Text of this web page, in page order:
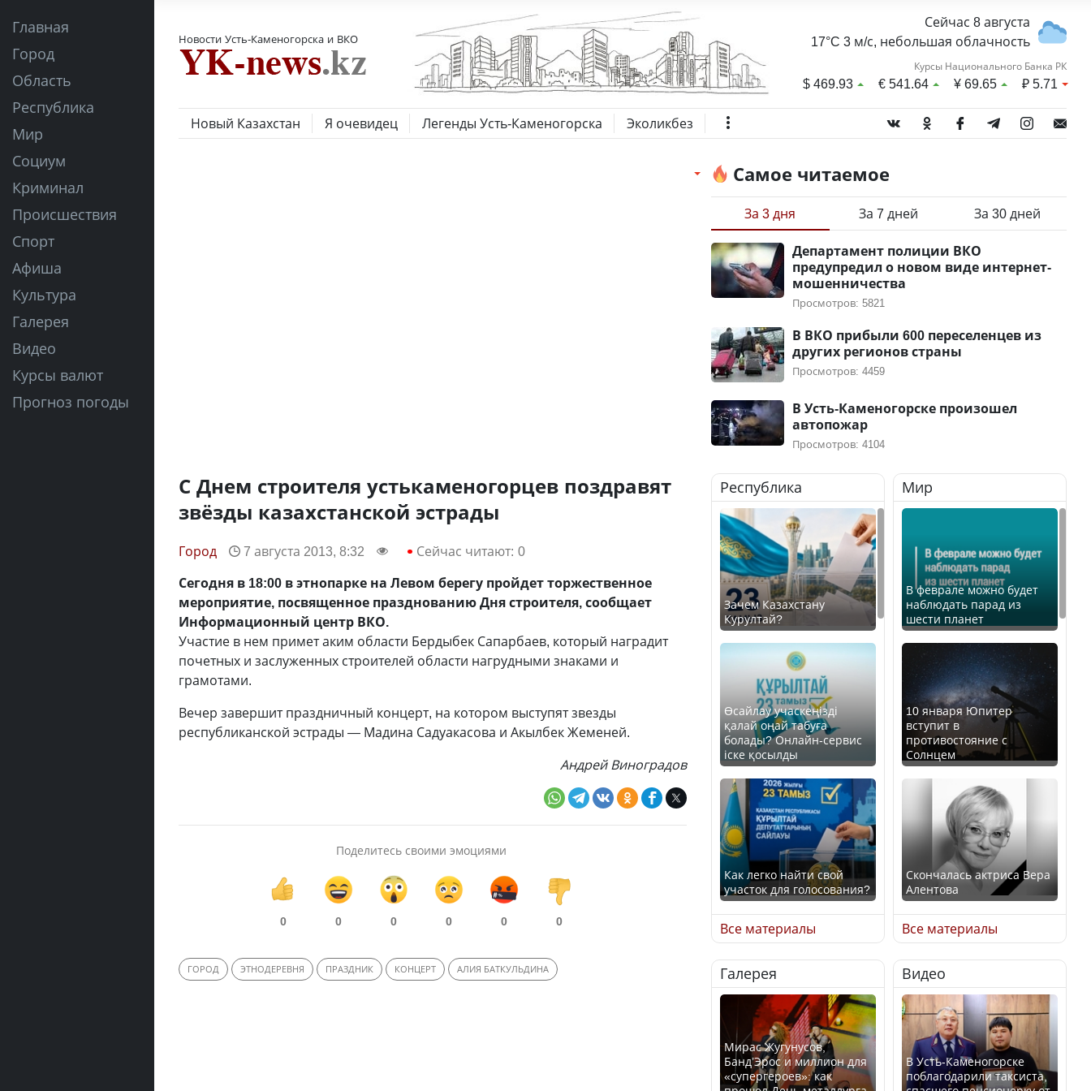
Главная
Город
Область
Республика
Мир
Социум
Криминал
Происшествия
Спорт
Афиша
Культура
Галерея
Видео
Курсы валют
Прогноз погоды
Новости Усть-Каменогорска и ВКО
Сейчас 8 августа
17°C 3 м/с, небольшая облачность
Курсы Национального Банка РК
$469.93 €541.64 ¥69.65 ₽5.71
Новый Казахстан Я очевидец Легенды Усть-Каменогорска Эколикбез
С Днем строителя устькаменогорцев поздравят
звёзды казахстанской эстрады
Город 7 августа 2013, 8:32 Сейчас читают: 0
Сегодня в 18:00 в этнопарке на Левом берегу пройдет торжественное
мероприятие, посвященное празднованию Дня строителя, сообщает
Информационный центр ВКО.
Участие в нем примет аким области Бердыбек Сапарбаев, который наградит
почетных и заслуженных строителей области нагрудными знаками и
грамотами.
Вечер завершит праздничный концерт, на котором выступят звезды
республиканской эстрады — Мадина Садуакасова и Акылбек Жеменей.
Андрей Виноградов
Поделитесь своими эмоциями
0 0 0 0 0 0
ГОРОД ЭТНОДЕРЕВНЯ ПРАЗДНИК КОНЦЕРТ АЛИЯ БАТКУЛЬДИНА
Самое читаемое
За 3 дня За 7 дней За 30 дней
Департамент полиции ВКО
предупредил о новом виде интернет-
мошенничества
Просмотров: 5821
В ВКО прибыли 600 переселенцев из
других регионов страны
Просмотров: 4459
В Усть-Каменогорске произошел
автопожар
Просмотров: 4104
Республика
Зачем Казахстану
Курултай?
Өсайлау учаскеңізді
қалай оңай табуға
болады? Онлайн-сервис
іске қосылды
Как легко найти свой
участок для голосования?
Минтруда назвало
отрасли с самыми
высокими зарплатными
предложениями
Все материалы
Мир
В феврале можно будет
наблюдать парад из
шести планет
10 января Юпитер
вступит в
противостояние с
Солнцем
Скончалась актриса Вера
Алентова
В РФ вынесен заочный
приговор по уголовному
делу об убийстве Игоря
Талькова
Все материалы
Галерея
Мирас Жугунусов,
Банд’Эрос и миллион для
«супергероев»: как
Видео
В Усть-Каменогорске
поблагодарили таксиста,